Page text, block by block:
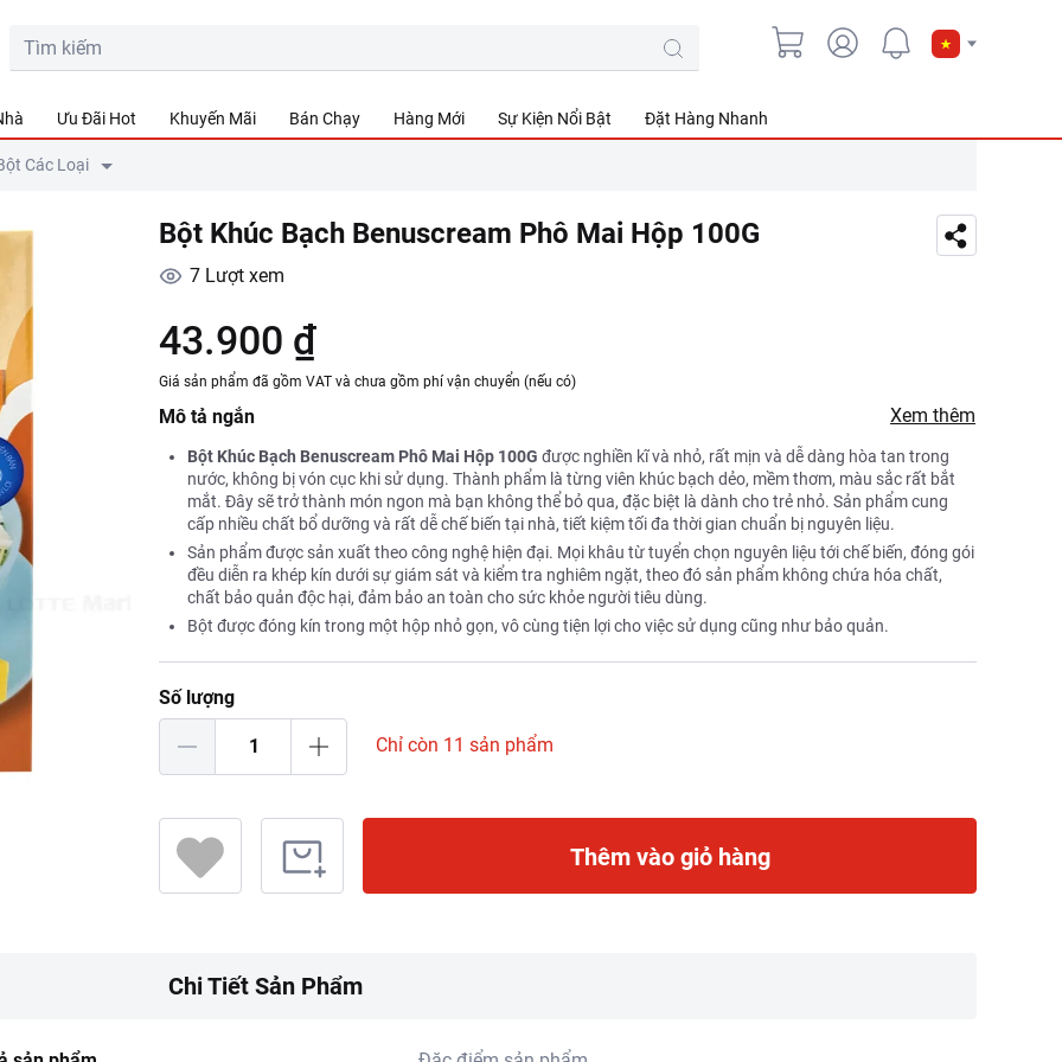
Ưu Đãi Hot Khuyến Mãi Bán Chạy Hàng Mới Sự Kiện Nổi Bật Đặt Hàng Nhanh
Các Loại
Bột Khúc Bạch Benuscream Phô Mai Hộp 100G
7 Lượt xem
43.900 ₫
Giá sản phẩm đã gồm VAT và chưa gồm phí vận chuyển (nếu có)
Mô tả ngắn Xem thêm
Bột Khúc Bạch Benuscream Phô Mai Hộp 100G được nghiền kĩ và nhỏ, rất mịn và dễ dàng hòa tan trong
nước, không bị vón cục khi sử dụng. Thành phẩm là từng viên khúc bạch dẻo, mềm thơm, màu sắc rất bắt
mắt. Đây sẽ trở thành món ngon mà bạn không thể bỏ qua, đặc biệt là dành cho trẻ nhỏ. Sản phẩm cung
cấp nhiều chất bổ dưỡng và rất dễ chế biến tại nhà, tiết kiệm tối đa thời gian chuẩn bị nguyên liệu.
Sản phẩm được sản xuất theo công nghệ hiện đại. Mọi khâu từ tuyển chọn nguyên liệu tới chế biến, đóng gói
đều diễn ra khép kín dưới sự giám sát và kiểm tra nghiêm ngặt, theo đó sản phẩm không chứa hóa chất,
chất bảo quản độc hại, đảm bảo an toàn cho sức khỏe người tiêu dùng.
Bột được đóng kín trong một hộp nhỏ gọn, vô cùng tiện lợi cho việc sử dụng cũng như bảo quản.
Số lượng
Chỉ còn 11 sản phẩm
Thêm vào giỏ hàng
Chi Tiết Sản Phẩm